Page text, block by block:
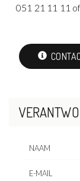
051 21 11 11
NAAM
E-MAIL